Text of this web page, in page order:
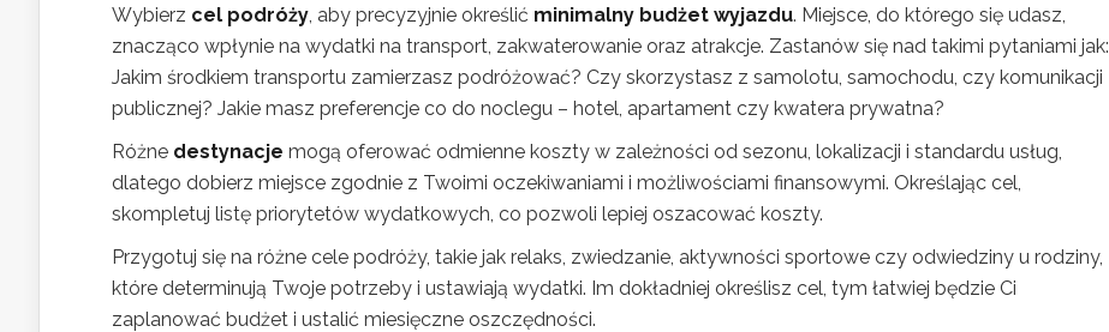
Wybierz cel podróży , aby precyzyjnie określić minimalny budżet wyjazdu. Miejsce, do którego się udasz,
znacząco wpłynie na wydatki na transport, zakwaterowanie oraz atrakcje. Zastanów się nad takimi pytaniami jak:
Jakim środkiem transportu zamierzasz podróżować? Czy skorzystasz z samolotu, samochodu, czy komunikacji
publicznej? Jakie masz preferencje co do noclegu – hotel, apartament czy kwatera prywatna?
Różne destynacje mogą oferować odmienne koszty w zależności od sezonu, lokalizacji i standardu usług,
dlatego dobierz miejsce zgodnie z Twoimi oczekiwaniami i możliwościami finansowymi. Określając cel,
skompletuj listę priorytetów wydatkowych, co pozwoli lepiej oszacować koszty.
Przygotuj się na różne cele podróży, takie jak relaks, zwiedzanie, aktywności sportowe czy odwiedziny u rodziny,
które determinują Twoje potrzeby i ustawiają wydatki. Im dokładniej określisz cel, tym łatwiej będzie Ci
zaplanować budżet i ustalić miesięczne oszczędności.